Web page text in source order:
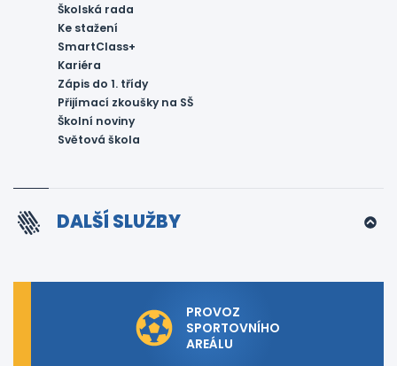
Školská rada
Ke stažení
SmartClass+
Kariéra
Zápis do 1. třídy
Přijímací zkoušky na SŠ
Školní noviny
Světová škola
DALŠÍ SLUŽBY
PROVOZ
SPORTOVNÍHO
AREÁLU